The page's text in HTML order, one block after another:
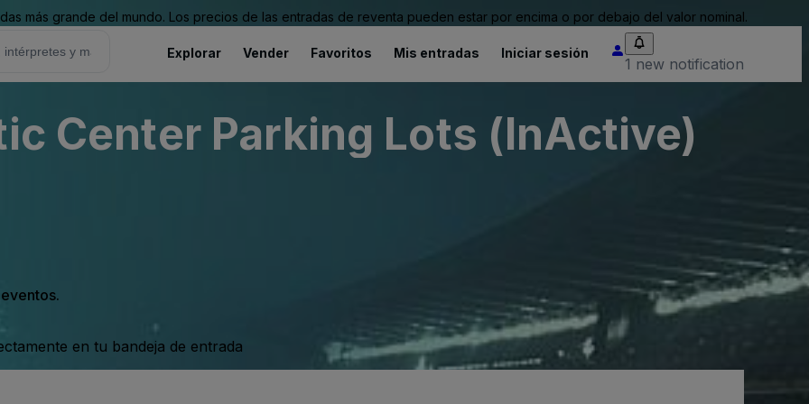
más grande del mundo. Los precios de las entradas de reventa pueden estar por encima o por debajo del valor nominal.
Explorar Vender Favoritos Mis entradas Iniciar sesión
1 new notification
Center Parking Lots (InActive)
en tu bandeja de entrada